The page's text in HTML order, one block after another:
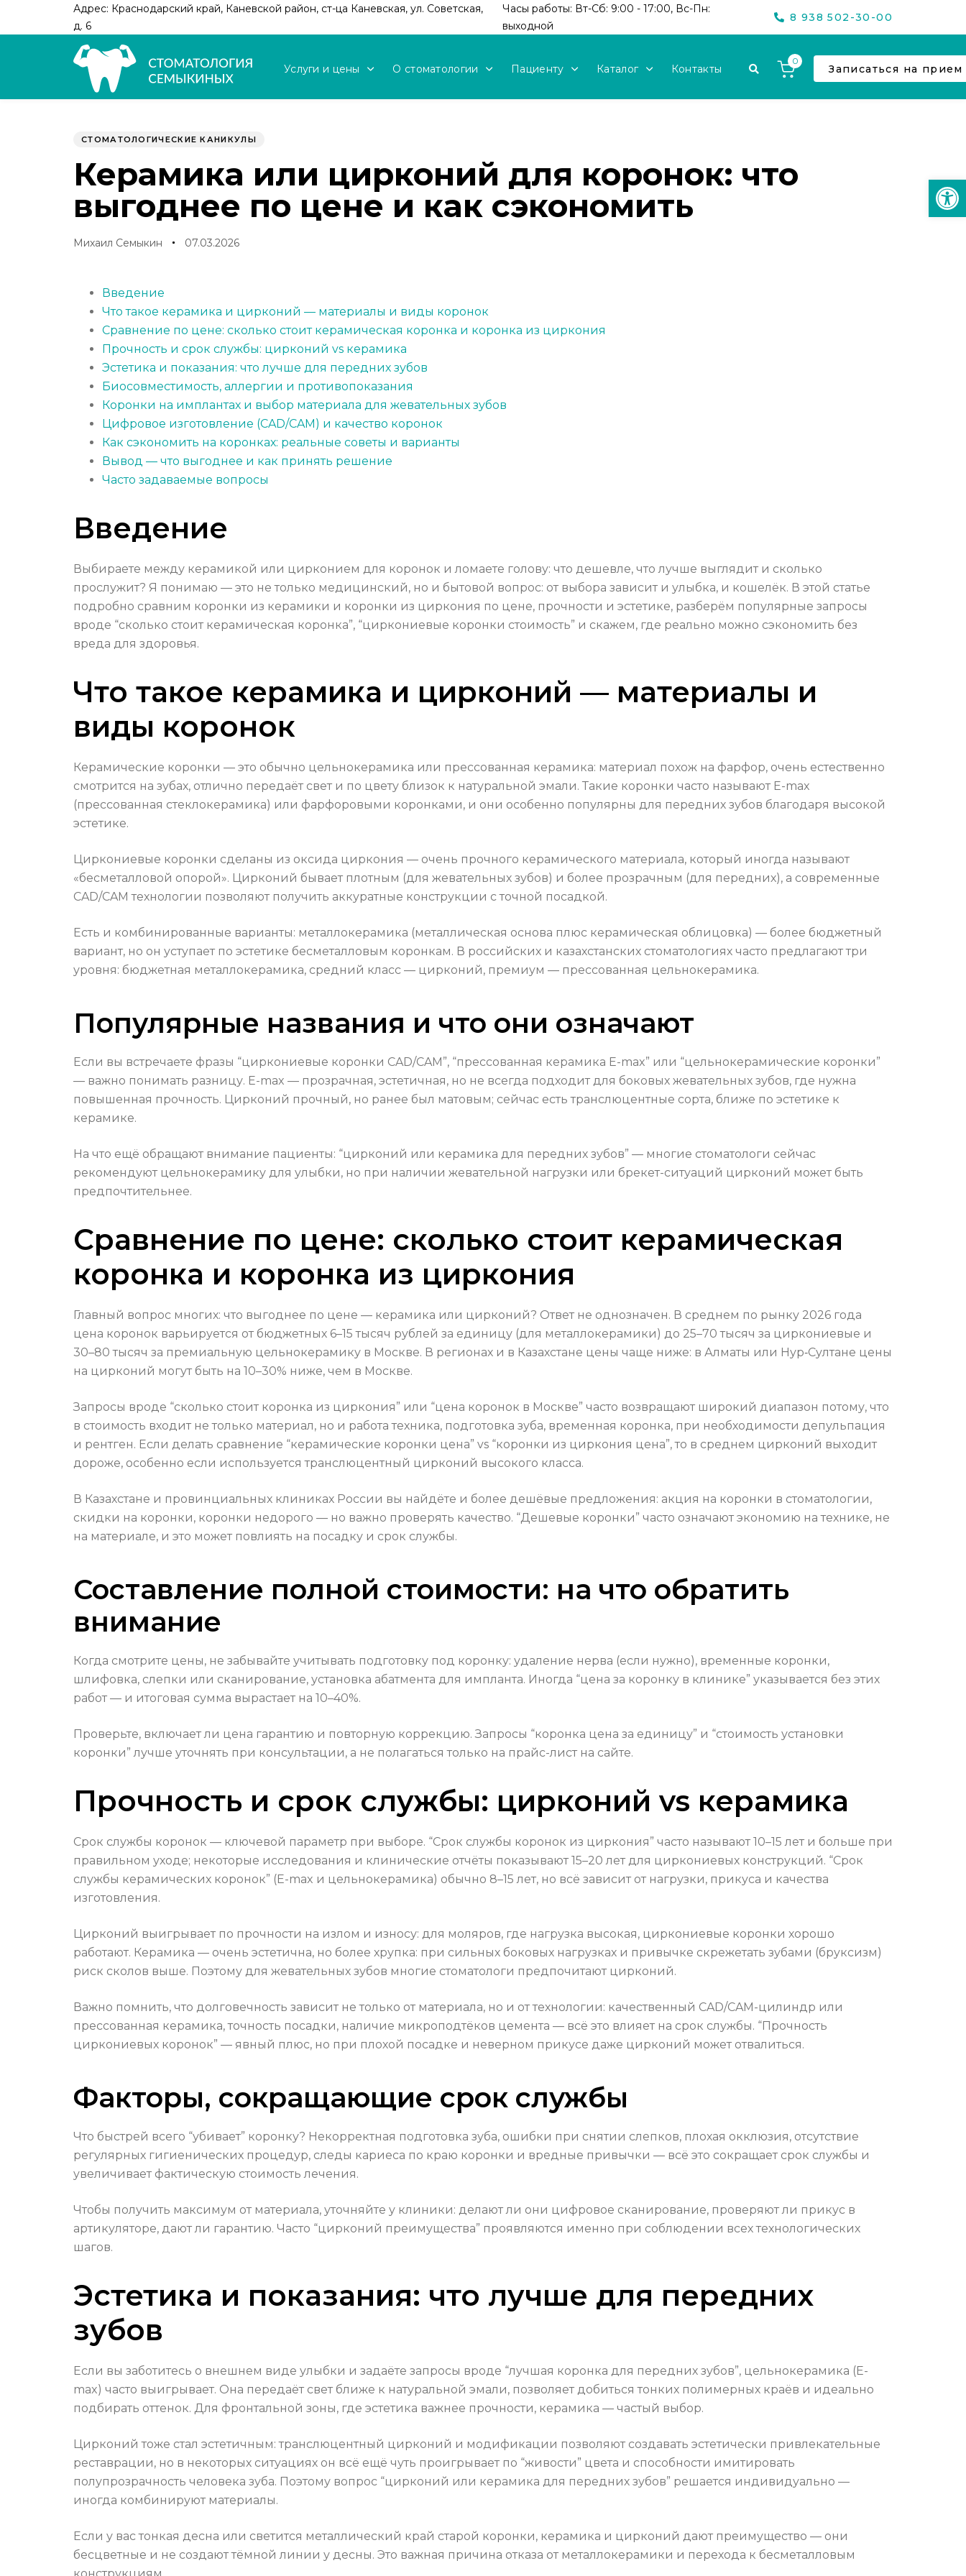
Адрес: Краснодарский край, Каневской район, ст-ца Каневская, ул. Советская,
д. 6
Часы работы: Вт-Сб: 9:00 - 17:00, Вс-Пн:
выходной
8 938 502-30-00
Услуги и цены О стоматологии Пациенту Каталог Контакты
0
Записаться на прием
СТОМАТОЛОГИЧЕСКИЕ КАНИКУЛЫ
Керамика или цирконий для коронок: что
выгоднее по цене и как сэкономить
Михаил Семыкин 07.03.2026
Введение
Что такое керамика и цирконий — материалы и виды коронок
Сравнение по цене: сколько стоит керамическая коронка и коронка из циркония
Прочность и срок службы: цирконий vs керамика
Эстетика и показания: что лучше для передних зубов
Биосовместимость, аллергии и противопоказания
Коронки на имплантах и выбор материала для жевательных зубов
Цифровое изготовление (CAD/CAM) и качество коронок
Как сэкономить на коронках: реальные советы и варианты
Вывод — что выгоднее и как принять решение
Часто задаваемые вопросы
Введение
Выбираете между керамикой или цирконием для коронок и ломаете голову: что дешевле, что лучше выглядит и сколько
прослужит? Я понимаю — это не только медицинский, но и бытовой вопрос: от выбора зависит и улыбка, и кошелёк. В этой статье
подробно сравним коронки из керамики и коронки из циркония по цене, прочности и эстетике, разберём популярные запросы
вроде “сколько стоит керамическая коронка”, “циркониевые коронки стоимость” и скажем, где реально можно сэкономить без
вреда для здоровья.
Что такое керамика и цирконий — материалы и
виды коронок
Керамические коронки — это обычно цельнокерамика или прессованная керамика: материал похож на фарфор, очень естественно
смотрится на зубах, отлично передаёт свет и по цвету близок к натуральной эмали. Такие коронки часто называют E-max
(прессованная стеклокерамика) или фарфоровыми коронками, и они особенно популярны для передних зубов благодаря высокой
эстетике.
Циркониевые коронки сделаны из оксида циркония — очень прочного керамического материала, который иногда называют
«бесметалловой опорой». Цирконий бывает плотным (для жевательных зубов) и более прозрачным (для передних), а современные
CAD/CAM технологии позволяют получить аккуратные конструкции с точной посадкой.
Есть и комбинированные варианты: металлокерамика (металлическая основа плюс керамическая облицовка) — более бюджетный
вариант, но он уступает по эстетике бесметалловым коронкам. В российских и казахстанских стоматологиях часто предлагают три
уровня: бюджетная металлокерамика, средний класс — цирконий, премиум — прессованная цельнокерамика.
Популярные названия и что они означают
Если вы встречаете фразы “циркониевые коронки CAD/CAM”, “прессованная керамика E-max” или “цельнокерамические коронки”
— важно понимать разницу. E-max — прозрачная, эстетичная, но не всегда подходит для боковых жевательных зубов, где нужна
повышенная прочность. Цирконий прочный, но ранее был матовым; сейчас есть транслюцентные сорта, ближе по эстетике к
керамике.
На что ещё обращают внимание пациенты: “цирконий или керамика для передних зубов” — многие стоматологи сейчас
рекомендуют цельнокерамику для улыбки, но при наличии жевательной нагрузки или брекет-ситуаций цирконий может быть
предпочтительнее.
Сравнение по цене: сколько стоит керамическая
коронка и коронка из циркония
Главный вопрос многих: что выгоднее по цене — керамика или цирконий? Ответ не однозначен. В среднем по рынку 2026 года
цена коронок варьируется от бюджетных 6–15 тысяч рублей за единицу (для металлокерамики) до 25–70 тысяч за циркониевые и
30–80 тысяч за премиальную цельнокерамику в Москве. В регионах и в Казахстане цены чаще ниже: в Алматы или Нур‑Султане цены
на цирконий могут быть на 10–30% ниже, чем в Москве.
Запросы вроде “сколько стоит коронка из циркония” или “цена коронок в Москве” часто возвращают широкий диапазон потому, что
в стоимость входит не только материал, но и работа техника, подготовка зуба, временная коронка, при необходимости депульпация
и рентген. Если делать сравнение “керамические коронки цена” vs “коронки из циркония цена”, то в среднем цирконий выходит
дороже, особенно если используется транслюцентный цирконий высокого класса.
В Казахстане и провинциальных клиниках России вы найдёте и более дешёвые предложения: акция на коронки в стоматологии,
скидки на коронки, коронки недорого — но важно проверять качество. “Дешевые коронки” часто означают экономию на технике, не
на материале, и это может повлиять на посадку и срок службы.
Составление полной стоимости: на что обратить
внимание
Когда смотрите цены, не забывайте учитывать подготовку под коронку: удаление нерва (если нужно), временные коронки,
шлифовка, слепки или сканирование, установка абатмента для импланта. Иногда “цена за коронку в клинике” указывается без этих
работ — и итоговая сумма вырастает на 10–40%.
Проверьте, включает ли цена гарантию и повторную коррекцию. Запросы “коронка цена за единицу” и “стоимость установки
коронки” лучше уточнять при консультации, а не полагаться только на прайс-лист на сайте.
Прочность и срок службы: цирконий vs керамика
Срок службы коронок — ключевой параметр при выборе. “Срок службы коронок из циркония” часто называют 10–15 лет и больше при
правильном уходе; некоторые исследования и клинические отчёты показывают 15–20 лет для циркониевых конструкций. “Срок
службы керамических коронок” (E-max и цельнокерамика) обычно 8–15 лет, но всё зависит от нагрузки, прикуса и качества
изготовления.
Цирконий выигрывает по прочности на излом и износу: для моляров, где нагрузка высокая, циркониевые коронки хорошо
работают. Керамика — очень эстетична, но более хрупка: при сильных боковых нагрузках и привычке скрежетать зубами (бруксизм)
риск сколов выше. Поэтому для жевательных зубов многие стоматологи предпочитают цирконий.
Важно помнить, что долговечность зависит не только от материала, но и от технологии: качественный CAD/CAM-цилиндр или
прессованная керамика, точность посадки, наличие микроподтёков цемента — всё это влияет на срок службы. “Прочность
циркониевых коронок” — явный плюс, но при плохой посадке и неверном прикусе даже цирконий может отвалиться.
Факторы, сокращающие срок службы
Что быстрей всего “убивает” коронку? Некорректная подготовка зуба, ошибки при снятии слепков, плохая окклюзия, отсутствие
регулярных гигиенических процедур, следы кариеса по краю коронки и вредные привычки — всё это сокращает срок службы и
увеличивает фактическую стоимость лечения.
Чтобы получить максимум от материала, уточняйте у клиники: делают ли они цифровое сканирование, проверяют ли прикус в
артикуляторе, дают ли гарантию. Часто “цирконий преимущества” проявляются именно при соблюдении всех технологических
шагов.
Эстетика и показания: что лучше для передних
зубов
Если вы заботитесь о внешнем виде улыбки и задаёте запросы вроде “лучшая коронка для передних зубов”, цельнокерамика (E-
max) часто выигрывает. Она передаёт свет ближе к натуральной эмали, позволяет добиться тонких полимерных краёв и идеально
подбирать оттенок. Для фронтальной зоны, где эстетика важнее прочности, керамика — частый выбор.
Цирконий тоже стал эстетичным: транслюцентный цирконий и модификации позволяют создавать эстетически привлекательные
реставрации, но в некоторых ситуациях он всё ещё чуть проигрывает по “живости” цвета и способности имитировать
полупрозрачность человека зуба. Поэтому вопрос “цирконий или керамика для передних зубов” решается индивидуально —
иногда комбинируют материалы.
Если у вас тонкая десна или светится металлический край старой коронки, керамика и цирконий дают преимущество — они
бесцветные и не создают тёмной линии у десны. Это важная причина отказа от металлокерамики и перехода к бесметалловым